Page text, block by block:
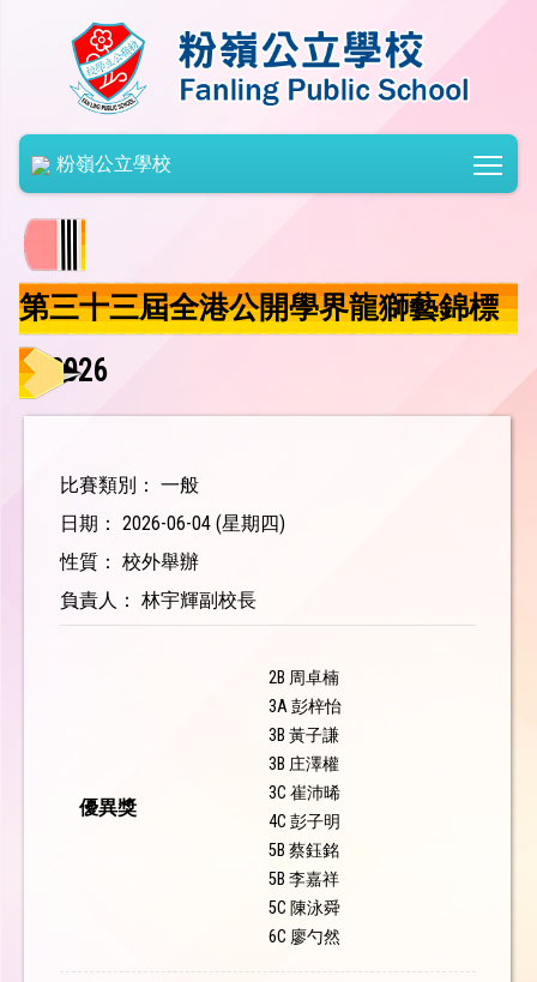
粉嶺公立學校
第三十三屆全港公開學界龍獅藝錦標
賽2026
比賽類別： 一般
日期： 2026-06-04 (星期四)
性質： 校外舉辦
負責人： 林宇輝副校長
優異獎
2B 周卓楠
3A 彭梓怡
3B 黃子謙
3B 庄澤權
3C 崔沛晞
4C 彭子明
5B 蔡鈺銘
5B 李嘉祥
5C 陳泳舜
6C 廖勺然